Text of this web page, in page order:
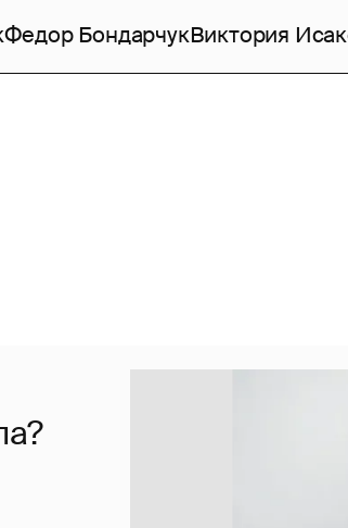
Федор БондарчукВиктория